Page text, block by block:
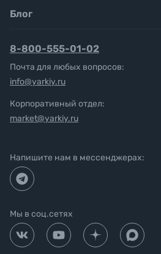
Блог
8-800-555-01-02
Почта для любых вопросов:
info@yarkiy.ru
Корпоративный отдел:
market@yarkiy.ru
Напишите нам в мессенджерах:
Мы в соц.сетях